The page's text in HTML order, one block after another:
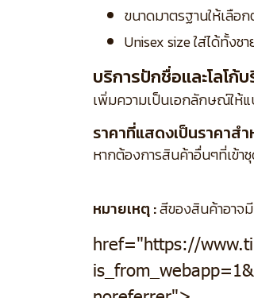
ขนาดมาตรฐานให้เลือ
Unisex size ใส่ได้ทั้งช
บริการปักชื่อและโลโก้
เพิ่มความเป็นเอกลักษณ์ให้
ราคาที่แสดงเป็นราคาสำ
หากต้องการสินค้าอื่นๆที่เข้
หมายเหตุ :สีของสินค้าอาจ
href="https://